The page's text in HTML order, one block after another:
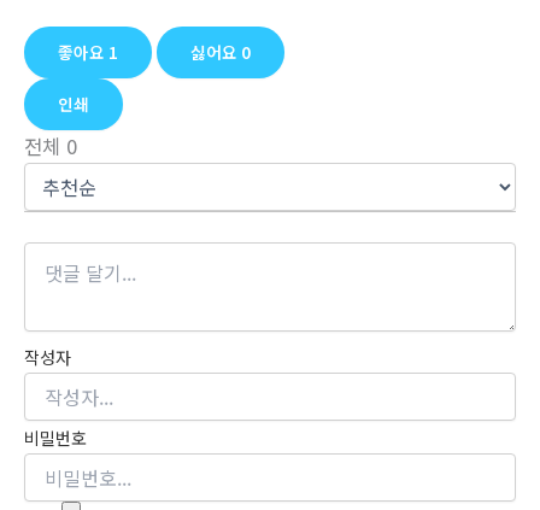
좋아요 1 싫어요 0
인쇄
전체 0
작성자
비밀번호